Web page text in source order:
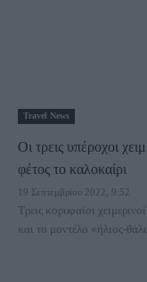
Travel News
Οι τρεις υπέροχοι
φέτος το καλοκαίρι
19 Σεπτεμβρίου 2022, 9:52
Τρεις κορυφαίοι
και το μοντέλο «ήλιος-